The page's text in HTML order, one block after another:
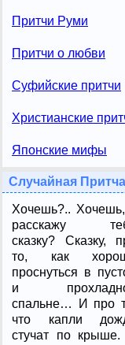
Притчи Руми
Притчи о любви
Суфийские притчи
Христианские
Японские мифы
Случайная Притча
Хочешь?..
расскажу
сказку? Сказку,
то, как
проснуться в
и
спальне… И про
что капли
стучат по